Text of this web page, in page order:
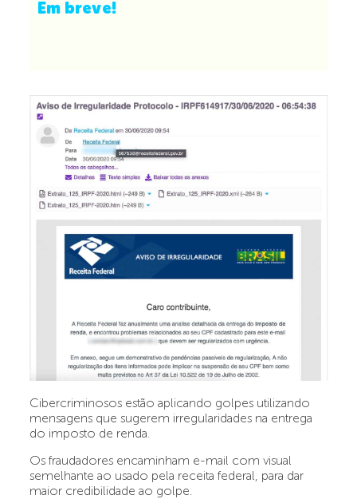
Cibercriminosos estão aplicando golpes utilizando
mensagens que sugerem irregularidades na entrega
do imposto de renda.
Os fraudadores encaminham e-mail com visual
semelhante ao usado pela receita federal, para dar
maior credibilidade ao golpe.
Em breve!